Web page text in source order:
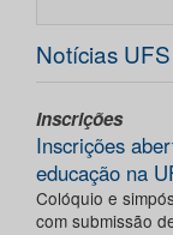
Notícias UFS
Inscrições
Inscrições
educação na
Colóquio e
com submissão